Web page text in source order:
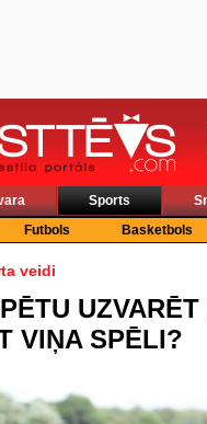
Sports
Futbols Basketbols
veidi
VIŅA SPĒLI?